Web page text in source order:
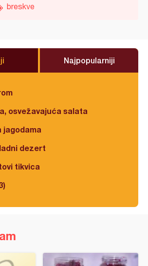
breskve
Najpopularniji
osvežavajuća salata
jagodama
dezert
tikvica